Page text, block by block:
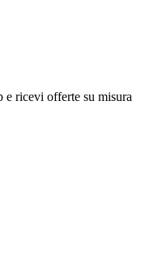
ricevi offerte su misura